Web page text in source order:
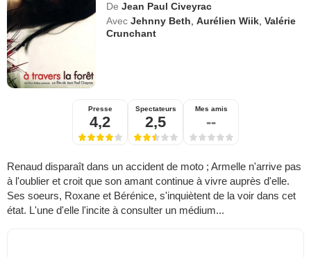
De Jean Paul Civeyrac
Avec Jehnny Beth ,Aurélien Wiik ,Valérie
Crunchant
Presse
4,2
Spectateurs
2,5
Mes amis
--
Renaud disparaît dans un accident de moto ; Armelle n'arrive pas
à l'oublier et croit que son amant continue à vivre auprès d'elle.
Ses soeurs, Roxane et Bérénice, s'inquiètent de la voir dans cet
état. L'une d'elle l'incite à consulter un médium...